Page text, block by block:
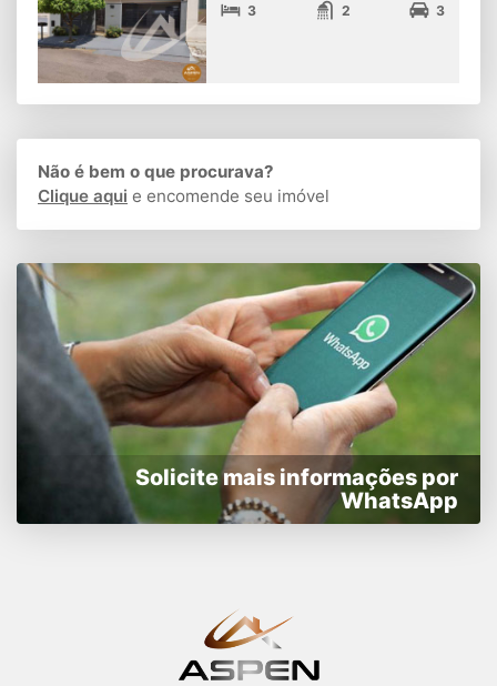
3 2 3
Não é bem o que procurava?
Clique aqui e encomende seu imóvel
Solicite mais informações por
WhatsApp